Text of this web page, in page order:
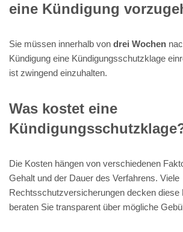
eine Kündigung
Sie müssen innerhalb von drei Wochen
Kündigung eine Kündigungsschutzklage
ist zwingend einzuhalten.
Was kostet eine
Die Kosten hängen von verschiedenen
Gehalt und der Dauer des Verfahrens. Viele
Rechtsschutzversicherungen decken diese
beraten Sie transparent über mögliche